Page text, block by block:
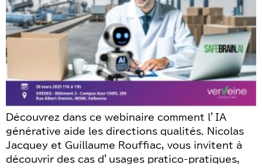
Découvrez dans ce webinaire comment l’IA
générative aide les directions qualités. Nicolas
Jacquey et Guillaume Rouffiac, vous invitent à
découvrir des cas d’usages pratico-pratiques,